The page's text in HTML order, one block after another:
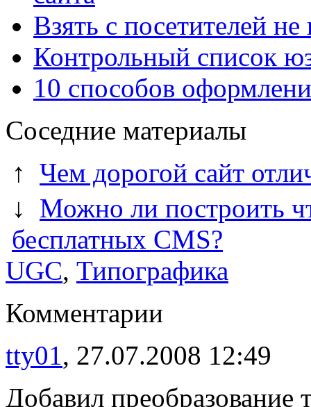
Взять с посетителей
Контрольный список
10 способов
Соседние материалы
↑ Чем дорогой сайт
↓ Можно ли построить
бесплатных CMS?
UGC, Типографика
Комментарии
tty01, 27.07.2008 12:49
Добавил преобразование